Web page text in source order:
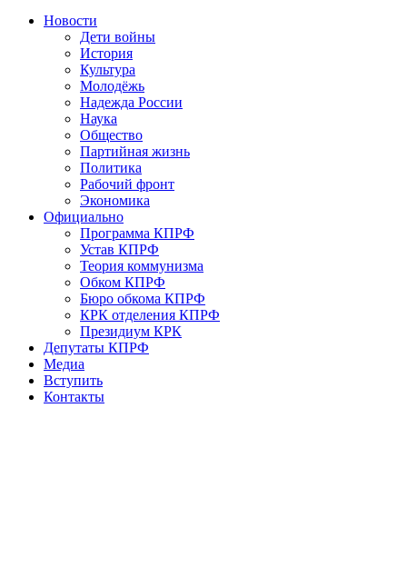
Новости
Дети войны
История
Культура
Молодёжь
Надежда России
Наука
Общество
Партийная жизнь
Политика
Рабочий фронт
Экономика
Официально
Программа КПРФ
Устав КПРФ
Теория коммунизма
Обком КПРФ
Бюро обкома КПРФ
КРК отделения КПРФ
Президиум КРК
Депутаты КПРФ
Медиа
Вступить
Контакты